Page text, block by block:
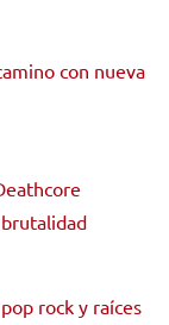
con nueva
rock y raíces